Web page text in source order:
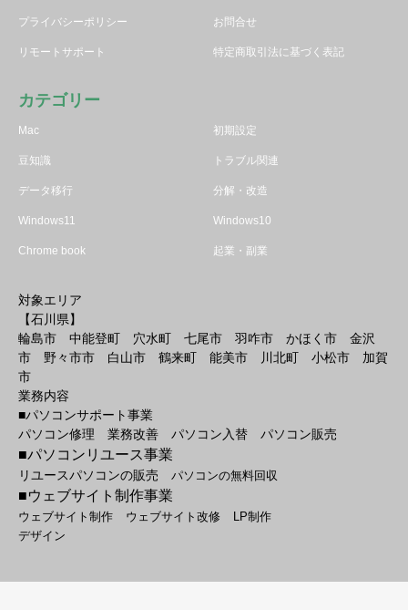
プライバシーポリシー お問合せ
リモートサポート 特定商取引法に基づく表記
カテゴリー
Mac 初期設定
豆知識 トラブル関連
データ移行 分解・改造
Windows11 Windows10
Chrome book 起業・副業
対象エリア
【石川県】
輪島市 中能登町 穴水町 七尾市 羽咋市 かほく市 金沢
市 野々市市 白山市 鶴来町 能美市 川北町 小松市 加賀
市
業務内容
■パソコンサポート事業
パソコン修理 業務改善 パソコン入替 パソコン販売
■パソコンリユース事業
リユースパソコンの販売 パソコンの無料回収
■ウェブサイト制作事業
ウェブサイト制作 ウェブサイト改修
LP制作
デザイン